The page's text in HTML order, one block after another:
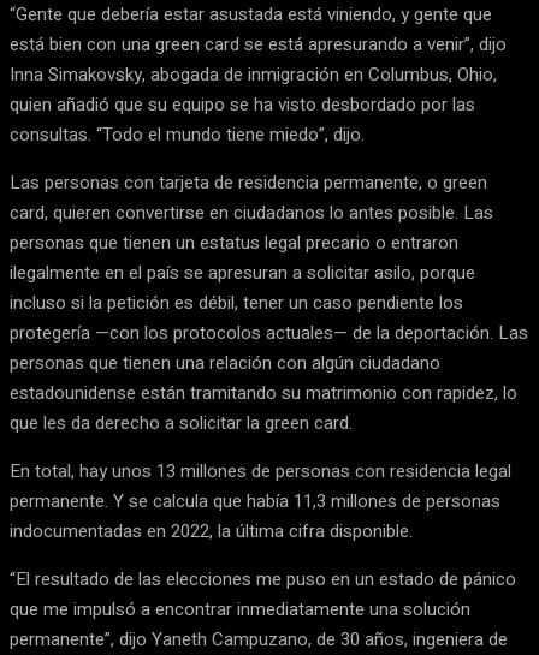
“Gente que debería estar asustada está viniendo, y gente que
está bien con una green card se está apresurando a venir”, dijo
Inna Simakovsky, abogada de inmigración en Columbus, Ohio,
quien añadió que su equipo se ha visto desbordado por las
consultas. “Todo el mundo tiene miedo”, dijo.
Las personas con tarjeta de residencia permanente, o green
card, quieren convertirse en ciudadanos lo antes posible. Las
personas que tienen un estatus legal precario o entraron
ilegalmente en el país se apresuran a solicitar asilo, porque
incluso si la petición es débil, tener un caso pendiente los
protegería —con los protocolos actuales— de la deportación. Las
personas que tienen una relación con algún ciudadano
estadounidense están tramitando su matrimonio con rapidez, lo
que les da derecho a solicitar la green card.
En total, hay unos 13 millones de personas con residencia legal
permanente. Y se calcula que había 11,3 millones de personas
indocumentadas en 2022, la última cifra disponible.
“El resultado de las elecciones me puso en un estado de pánico
que me impulsó a encontrar inmediatamente una solución
permanente”, dijo Yaneth Campuzano, de 30 años, ingeniera de